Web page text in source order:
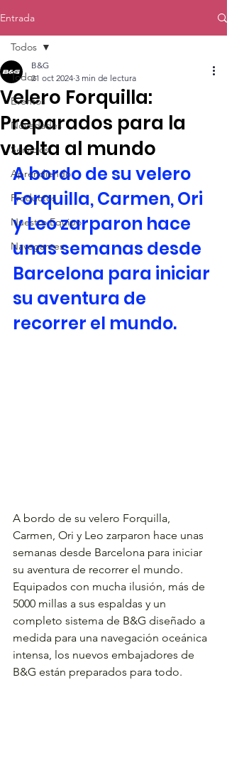
Entrada
Todos
Eventos
Novedades
Servicios
Aprendiendo
Productos
Nuestro Equipo
Navegantes
Todos
Velero Forquilla:
Preparados para la
vuelta al mundo
B&G
21 oct 2024 3 min de lectura
A bordo de su velero
Forquilla, Carmen, Ori
y Leo zarparon hace
unas semanas desde
Barcelona para iniciar
su aventura de
recorrer el mundo.
A bordo de su velero Forquilla,
Carmen, Ori y Leo zarparon hace unas
semanas desde Barcelona para iniciar
su aventura de recorrer el mundo.
Equipados con mucha ilusión, más de
5000 millas a sus espaldas y un
completo sistema de B&G diseñado a
medida para una navegación oceánica
intensa, los nuevos embajadores de
B&G están preparados para todo.